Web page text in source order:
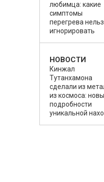
любимца: какие
симптомы
перегрева
игнорировать
НОВОСТИ
Кинжал
Тутанхамона
сделали из
из космоса:
подробности
уникальной